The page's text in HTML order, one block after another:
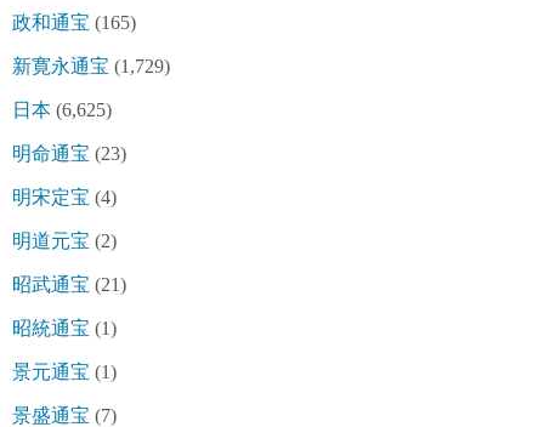
政和通宝 (165)
新寛永通宝 (1,729)
日本 (6,625)
明命通宝 (23)
明宋定宝 (4)
明道元宝 (2)
昭武通宝 (21)
昭統通宝 (1)
景元通宝 (1)
景盛通宝 (7)